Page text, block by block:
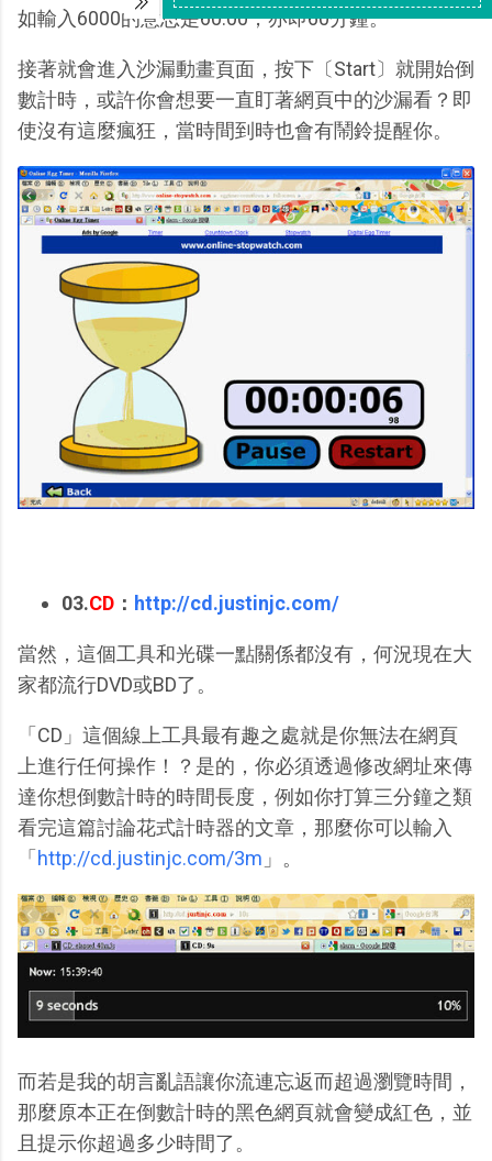
如輸入6000的意思是60:00，亦即60分鐘。
接著就會進入沙漏動畫頁面，按下〔Start〕就開始倒
數計時，或許你會想要一直盯著網頁中的沙漏看？即
使沒有這麼瘋狂，當時間到時也會有鬧鈴提醒你。
03.CD ： http://cd.justinjc.com/
當然，這個工具和光碟一點關係都沒有，何況現在大
家都流行DVD或BD了。
「CD」這個線上工具最有趣之處就是你無法在網頁
上進行任何操作！？是的，你必須透過修改網址來傳
達你想倒數計時的時間長度，例如你打算三分鐘之類
看完這篇討論花式計時器的文章，那麼你可以輸入
「 http://cd.justinjc.com/3m 」。
而若是我的胡言亂語讓你流連忘返而超過瀏覽時間，
那麼原本正在倒數計時的黑色網頁就會變成紅色，並
且提示你超過多少時間了。